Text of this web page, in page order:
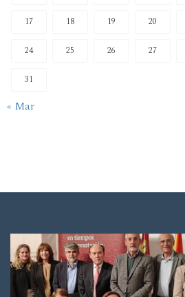
17 18 19 20
24 25 26 27
31
« Mar